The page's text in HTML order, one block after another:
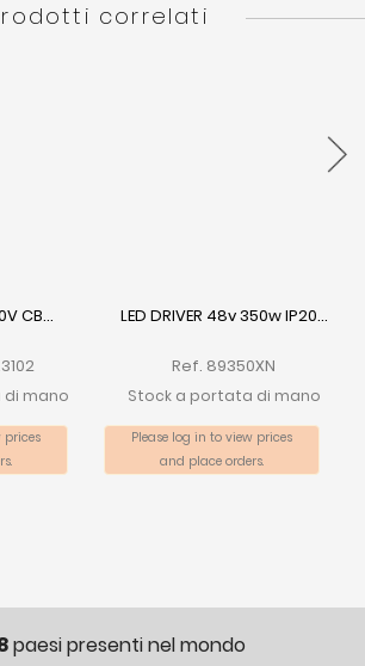
correlati
CB...
mano
prices
LED DRIVER 48v 350w IP20...
Ref. 89350XN
Stock a portata di mano
Please log in to view prices
and place orders.
paesi presenti nel mondo